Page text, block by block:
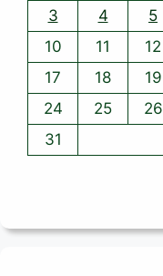
3
4 5
10
11 12
17
18 19
24
25 26
31